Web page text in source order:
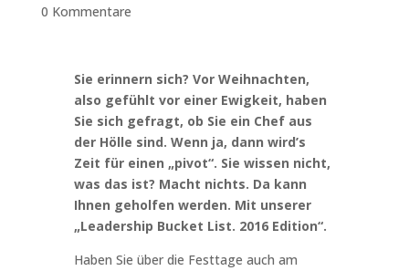
0 Kommentare
Sie erinnern sich? Vor Weihnachten,
also gefühlt vor einer Ewigkeit, haben
Sie sich gefragt, ob Sie ein Chef aus
der Hölle sind. Wenn ja, dann wird’s
Zeit für einen „pivot“. Sie wissen nicht,
was das ist? Macht nichts. Da kann
Ihnen geholfen werden. Mit unserer
„Leadership Bucket List. 2016 Edition“.
Haben Sie über die Festtage auch am